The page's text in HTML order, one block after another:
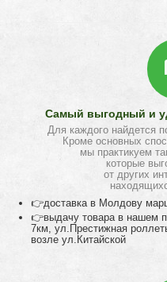
Самый выгодный и
Для каждого найдется
Кроме основных
мы практикуем
которые
от других
👉доставка в Молдову
👉выдачу товара в нашем
7км, ул.Престижная
возле ул.Китайской